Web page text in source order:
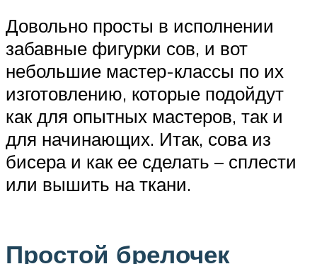
Довольно просты в исполнении
забавные фигурки сов, и вот
небольшие мастер-классы по их
изготовлению, которые подойдут
как для опытных мастеров, так и
для начинающих. Итак, сова из
бисера и как ее сделать – сплести
или вышить на ткани.
Простой брелочек